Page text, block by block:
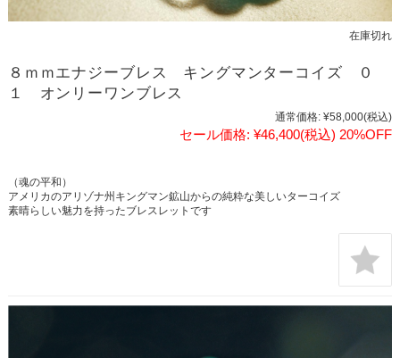
在庫切れ
８ｍｍエナジーブレス キングマンターコイズ ０
１ オンリーワンブレス
通常価格: ¥58,000(税込)
セール価格: ¥46,400(税込) 20%OFF
（魂の平和）
アメリカのアリゾナ州キングマン鉱山からの純粋な美しいターコイズ
素晴らしい魅力を持ったブレスレットです